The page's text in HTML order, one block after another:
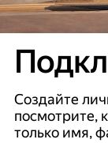
Создайте
посмотрите,
только имя,